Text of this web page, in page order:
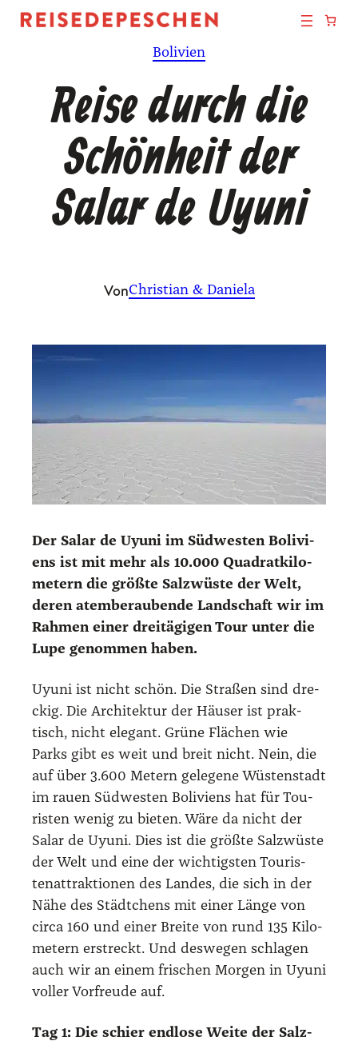
Zum
Bolivien
Reise durch die
Schönheit der
Salar de Uyuni
VonChristian & Daniela
Der Salar de Uyu­ni im Süd­wes­ten Boli­vi­
ens ist mit mehr als 10.000 Qua­drat­ki­lo­
me­tern die größ­te Salz­wüs­te der Welt,
deren atem­be­rau­ben­de Land­schaft wir im
Rah­men einer drei­tä­gi­gen Tour unter die
Lupe genom­men haben.
Uyu­ni ist nicht schön. Die Stra­ßen sind dre­
ckig. Die Archi­tek­tur der Häu­ser ist prak­
tisch, nicht ele­gant. Grü­ne Flä­chen wie
Parks gibt es weit und breit nicht. Nein, die
auf über 3.600 Metern gele­ge­ne Wüs­ten­stadt
im rau­en Süd­wes­ten Boli­vi­ens hat für Tou­
ris­ten wenig zu bie­ten. Wäre da nicht der
Salar de Uyu­ni. Dies ist die größ­te Salz­wüs­te
der Welt und eine der wich­tigs­ten Tou­ris­
ten­at­trak­tio­nen des Lan­des, die sich in der
Nähe des Städt­chens mit einer Län­ge von
cir­ca 160 und einer Brei­te von rund 135 Kilo­
me­tern erstreckt. Und des­we­gen schla­gen
auch wir an einem fri­schen Mor­gen in Uyu­ni
vol­ler Vor­freu­de auf.
Tag 1: Die schier end­lo­se Wei­te der Salz­